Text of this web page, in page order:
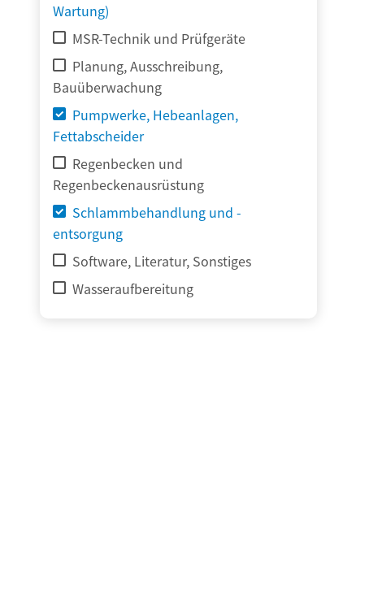
Wartung)
MSR-Technik und Prüfgeräte
Planung, Ausschreibung,
Bauüberwachung
Pumpwerke, Hebeanlagen,
Fettabscheider
Regenbecken und
Regenbeckenausrüstung
Schlammbehandlung und -
entsorgung
Software, Literatur, Sonstiges
Wasseraufbereitung